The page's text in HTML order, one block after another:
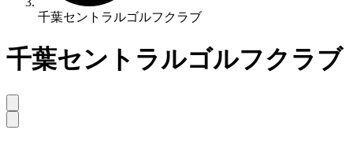
千葉セントラルゴルフクラブ
千葉セントラルゴルフクラブ